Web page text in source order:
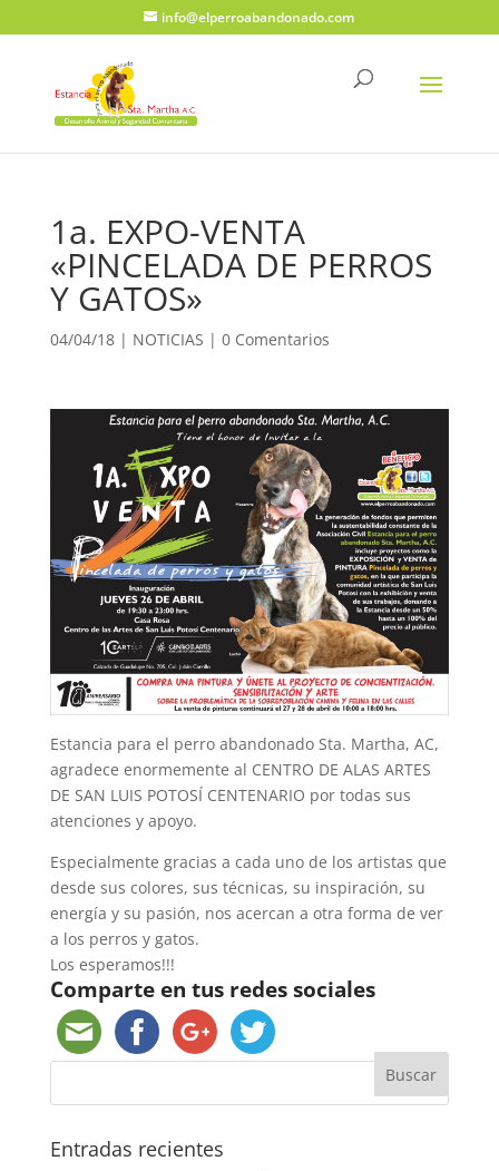
info@elperroabandonado.com
1a. EXPO-VENTA
«PINCELADA DE PERROS
Y GATOS»
04/04/18| NOTICIAS | 0 Comentarios
Estancia para el perro abandonado Sta. Martha, AC,
agradece enormemente al CENTRO DE ALAS ARTES
DE SAN LUIS POTOSÍ CENTENARIO por todas sus
atenciones y apoyo.
Especialmente gracias a cada uno de los artistas que
desde sus colores, sus técnicas, su inspiración, su
energía y su pasión, nos acercan a otra forma de ver
a los perros y gatos.
Los esperamos!!!
Comparte en tus redes sociales
Entradas recientes